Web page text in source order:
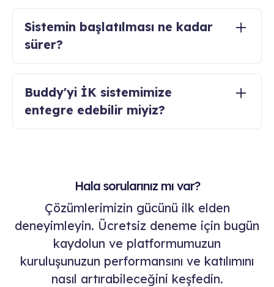
kombinasyonlar da yapabilirsiniz.
Sistemin başlatılması ne kadar
sürer?
çalışan sayısına bağlı olarak ortalama uygulama
süresi birkaç saat ile beş gün arasında
değişmektedir.
Buddy'yi İK sistemimize
entegre edebilir miyiz?
Hala sorularınız mı var?
Çözümlerimizin gücünü ilk elden
deneyimleyin. Ücretsiz deneme için bugün
kaydolun ve platformumuzun
kuruluşunuzun performansını ve katılımını
nasıl artırabileceğini keşfedin.